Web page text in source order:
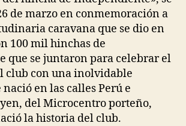
de marzo en conmemoración a
caravana que se dio en
100 mil hinchas de
que se juntaron para celebrar el
club con una inolvidable
en las calles Perú e
del Microcentro porteño,
la historia del club.